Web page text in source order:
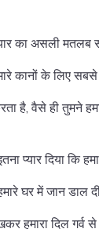
का असली मतलब
कानों के लिए
है, वैसे ही तुमने
प्यार दिया कि
घर में जान डाल
हमारा दिल गर्व